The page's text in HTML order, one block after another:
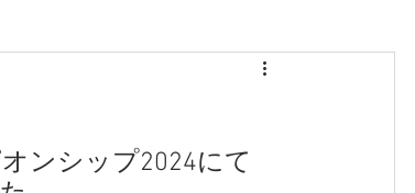
ンシップ2024にて